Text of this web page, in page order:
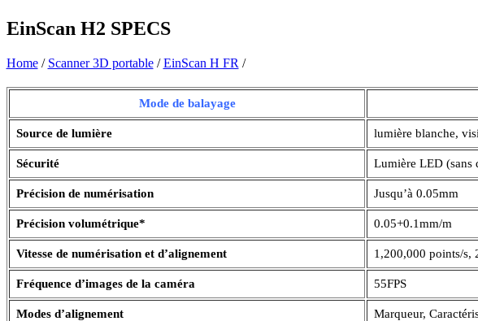
EinScan H2 SPECS
Home/ Scanner 3D portable/EinScan H FR /
Mode de balayage
Source de lumière lumière blanche,
Sécurité Lumière LED (sans
Précision de numérisation Jusqu’à 0.05mm
Précision volumétrique* 0.05+0.1mm/m
Vitesse de numérisation et d’alignement 1,200,000 points/s,
Fréquence d’images de la caméra 55FPS
Modes d’alignement Marqueur,